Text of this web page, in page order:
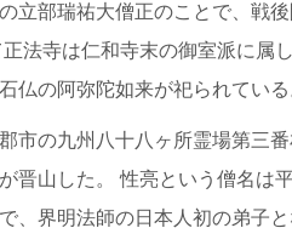
部瑞祐大僧正のことで、戦
法寺は仁和寺末の御室派に属
仏の阿弥陀如来が祀られている
市の九州八十八ヶ所霊場第三
晋山した。 性亮という僧名は
、界明法師の日本人初の弟子と